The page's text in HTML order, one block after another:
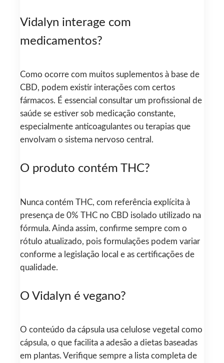
Vidalyn interage com
medicamentos?
Como ocorre com muitos suplementos à base de
CBD, podem existir interações com certos
fármacos. É essencial consultar um profissional de
saúde se estiver sob medicação constante,
especialmente anticoagulantes ou terapias que
envolvam o sistema nervoso central.
O produto contém THC?
Nunca contém THC, com referência explícita à
presença de 0% THC no CBD isolado utilizado na
fórmula. Ainda assim, confirme sempre com o
rótulo atualizado, pois formulações podem variar
conforme a legislação local e as certificações de
qualidade.
O Vidalyn é vegano?
O conteúdo da cápsula usa celulose vegetal como
cápsula, o que facilita a adesão a dietas baseadas
em plantas. Verifique sempre a lista completa de